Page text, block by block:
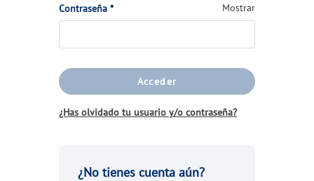
Contraseña *(Obligatorio) Mostrar
Acceder
¿Has olvidado tu usuario y/o contraseña?
¿No tienes cuenta aún?